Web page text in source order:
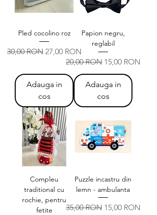
Pled cocolino roz
Preț normal
30,00 RON Preț redus
27,00 RON
Adauga in
cos
Papion negru,
reglabil
Preț normal
20,00 RON Preț redus
15,00 RON
Adauga in
cos
Compleu
traditional cu
rochie, pentru
fetite
Puzzle incastru din
lemn - ambulanta
Preț normal
35,00 RON Preț redus
15,00 RON